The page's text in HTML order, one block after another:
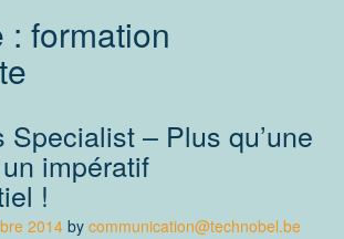
: formation
Specialist – Plus qu’une
impératif
!
2014 by communication@technobel.be